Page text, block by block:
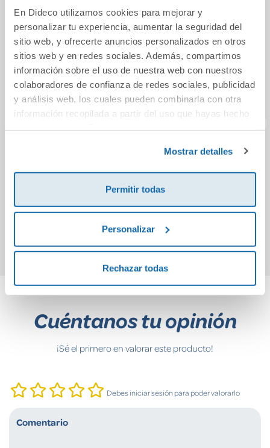
En Dideco utilizamos cookies para mejorar y
personalizar tu experiencia, aumentar la seguridad del
sitio web, y ofrecerte anuncios personalizados en otros
sitios web y en redes sociales. Además, compartimos
información sobre el uso de nuestra web con nuestros
colaboradores de confianza de redes sociales, publicidad
y análisis web, los cuales pueden combinarla con otra
información recopilada a partir del uso que hayas hecho
Mostrar detalles
Permitir todas
Personalizar
Rechazar todas
vall dels
14,50€
Science 3 Roots Ab
21,95€
Comprar
Cuéntanos tu opinión
¡Sé el primero en valorar este producto!
Debes iniciar sesión para poder valorarlo